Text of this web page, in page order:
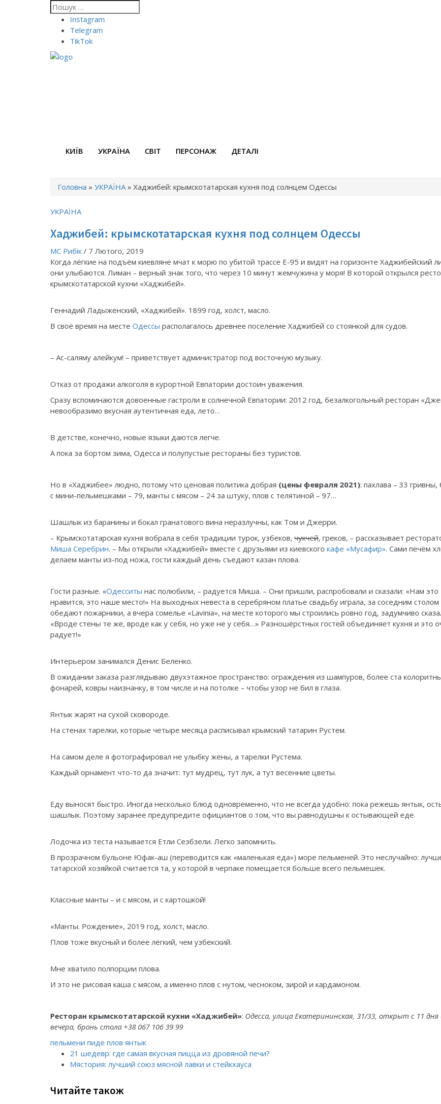
Instagram
Telegram
TikTok
КИЇВ УКРАЇНА СВІТ ПЕРСОНАЖ ДЕТАЛІ
Головна » УКРАЇНА» Хаджибей: крымскотатарская кухня под солнцем Одессы
УКРАЇНА
Хаджибей: крымскотатарская кухня под солнцем Одессы
МС Рибік / 7 Лютого, 2019
Когда лёгкие на подъём киевляне мчат к морю по убитой трассе Е-95 и видят на горизонте Хаджибейский
они улыбаются. Лиман – верный знак того, что через 10 минут жемчужина у моря! В которой открылся
крымскотатарской кухни «Хаджибей».
Геннадий Ладыженский, «Хаджибей». 1899 год, холст, масло.
В своё время на месте Одессы располагалось древнее поселение Хаджибей со стоянкой для судов.
– Ас-саляму алейкум! – приветствует администратор под восточную музыку.
Отказ от продажи алкоголя в курортной Евпатории достоин уважения.
Сразу вспоминаются довоенные гастроли в солнечной Евпатории: 2012 год, безалкогольный ресторан
невообразимо вкусная аутентичная еда, лето…
В детстве, конечно, новые языки даются легче.
А пока за бортом зима, Одесса и полупустые рестораны без туристов.
Но в «Хаджибее» людно, потому что ценовая политика добрая (цены февраля 2021): пахлава – 33 гривны,
с мини-пельмешками – 79, манты с мясом – 24 за штуку, плов с телятиной – 97…
Шашлык из баранины и бокал гранатового вина неразлучны, как Том и Джерри.
– Крымскотатарская кухня вобрала в себя традиции турок, узбеков, чукчей, греков, – рассказывает
Миша Серебрин. – Мы открыли «Хаджибей» вместе с друзьями из киевского кафе «Мусафир». Сами печём
делаем манты из-под ножа, гости каждый день съедают казан плова.
Гости разные. «Одесситы нас полюбили, – радуется Миша. – Они пришли, распробовали и сказали: «Нам это
нравится, это наше место!» На выходных невеста в серебряном платье свадьбу играла, за соседним столом
обедают пожарники, а вчера сомелье «Lavinia», на месте которого мы строились ровно год, задумчиво
«Вроде стены те же, вроде как у себя, но уже не у себя…» Разношёрстных гостей объединяет кухня и это
радует!»
Интерьером занимался Денис Беленко.
В ожидании заказа разглядываю двухэтажное пространство: ограждения из шампуров, более ста
фонарей, ковры наизнанку, в том числе и на потолке – чтобы узор не бил в глаза.
Янтык жарят на сухой сковороде.
На стенах тарелки, которые четыре месяца расписывал крымский татарин Рустем.
На самом деле я фотографировал не улыбку жены, а тарелки Рустема.
Каждый орнамент что-то да значит: тут мудрец, тут лук, а тут весенние цветы.
Еду выносят быстро. Иногда несколько блюд одновременно, что не всегда удобно: пока режешь янтык,
шашлык. Поэтому заранее предупредите официантов о том, что вы равнодушны к остывающей еде.
Лодочка из теста называется Етли Сезбзели. Легко запомнить.
В прозрачном бульоне Юфак-аш (переводится как «маленькая еда») море пельменей. Это неслучайно:
татарской хозяйкой считается та, у которой в черпаке помещается больше всего пельмешек.
Классные манты – и с мясом, и с картошкой!
«Манты. Рождение», 2019 год, холст, масло.
Плов тоже вкусный и более лёгкий, чем узбекский.
Мне хватило полпорции плова.
И это не рисовая каша с мясом, а именно плов с нутом, чесноком, зирой и кардамоном.
Ресторан крымскотатарской кухни «Хаджибей»: Одесса, улица Екатерининская, 31/33, открыт с 11 дня
вечера, бронь стола +38 067 106 39 99
пельмени пиде плов янтык
21 шедевр: где самая вкусная пицца из дровяной печи?
Мястория: лучший союз мясной лавки и стейкхауса
Читайте також